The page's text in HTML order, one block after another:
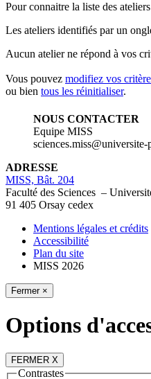
Pour connaitre la liste des
Les ateliers identifiés par un
Aucun atelier ne répond à vos
Vous pouvez modifiez vos
ou bien tous les réinitialiser.
NOUS CONTACTER
Equipe MISS
sciences.miss@universite-
ADRESSE
MISS, Bât. 204
Faculté des Sciences –
91 405 Orsay cedex
Mentions légales et crédits
Accessibilité
Plan du site
MISS 2026
Fermer ×
Options
FERMER X
Contrastes